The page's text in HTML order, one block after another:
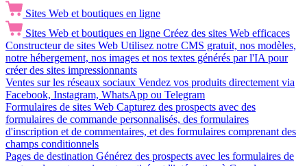
Sites Web et boutiques en ligne
Sites Web et boutiques en ligne Créez des sites Web efficaces
Constructeur de sites Web Utilisez notre CMS gratuit, nos modèles,
notre hébergement, nos images et nos textes générés par l'IA pour
créer des sites impressionnants
Ventes sur les réseaux sociaux Vendez vos produits directement via
Facebook, Instagram, WhatsApp ou Telegram
Formulaires de sites Web Capturez des prospects avec des
formulaires de commande personnalisés, des formulaires
d'inscription et de commentaires, et des formulaires comprenant des
champs conditionnels
Pages de destination Générez des prospects avec les formulaires de